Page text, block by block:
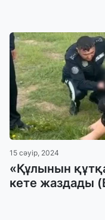
15 сәуір, 2024
«Құлынын
кете жаздады